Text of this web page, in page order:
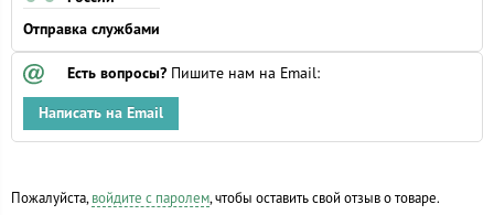
Отправка службами
Есть вопросы? Пишите нам на Email:
Написать на Email
Пожалуйста, войдите с паролем, чтобы оставить свой отзыв о товаре.